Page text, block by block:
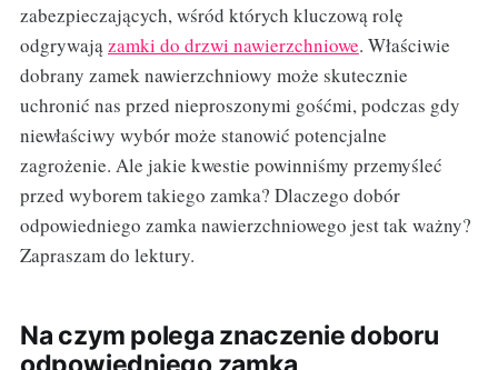
zabezpieczających, wśród których kluczową rolę
odgrywajązamki do drzwi nawierzchniowe. Właściwie
dobrany zamek nawierzchniowy może skutecznie
uchronić nas przed nieproszonymi gośćmi, podczas gdy
niewłaściwy wybór może stanowić potencjalne
zagrożenie. Ale jakie kwestie powinniśmy przemyśleć
przed wyborem takiego zamka? Dlaczego dobór
odpowiedniego zamka nawierzchniowego jest tak ważny?
Zapraszam do lektury.
Na czym polega znaczenie doboru